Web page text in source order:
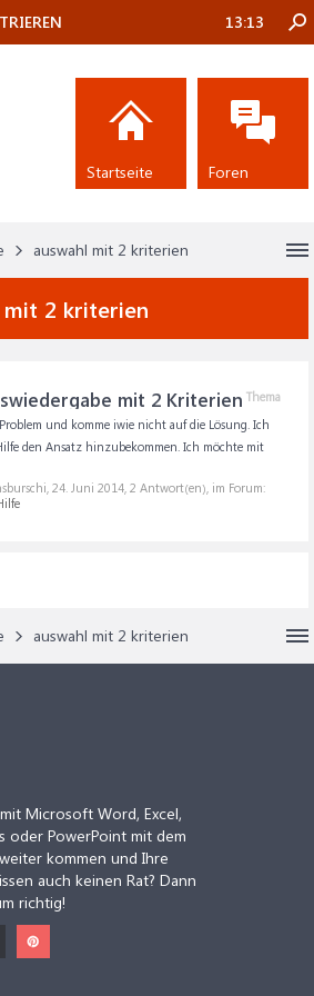
auswahl mit 2 kriterien
mit 2 kriterien
Thema
mit 2 Kriterien
und komme iwie nicht auf die Lösung. Ich
den Ansatz hinzubekommen. Ich möchte mit
24. Juni 2014, 2 Antwort(en), im Forum:
auswahl mit 2 kriterien
13:13
Startseite Foren
Microsoft Word, Excel,
oder PowerPoint mit dem
kommen und Ihre
auch keinen Rat? Dann
richtig!